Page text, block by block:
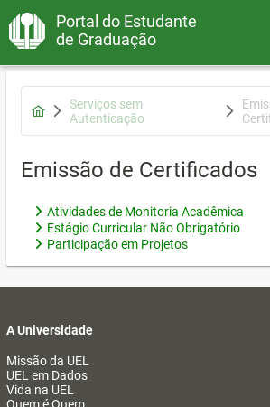
Portal do Estudante
de Graduação
Serviços sem
Autenticação
Emissão de Certificados
Atividades de Monitoria Acadêmica
Estágio Curricular Não Obrigatório
Participação em Projetos
A Universidade
Missão da UEL
UEL em Dados
Vida na UEL